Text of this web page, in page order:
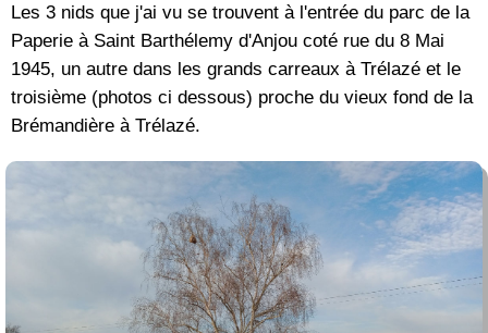
Les 3 nids que j'ai vu se trouvent à l'entrée du parc de la
Paperie à Saint Barthélemy d'Anjou coté rue du 8 Mai
1945, un autre dans les grands carreaux à Trélazé et le
troisième (photos ci dessous) proche du vieux fond de la
Brémandière à Trélazé.